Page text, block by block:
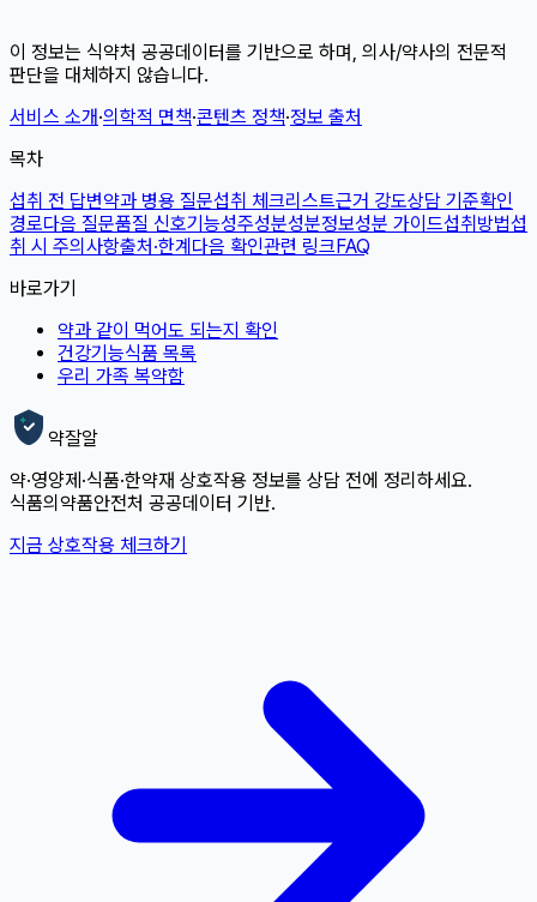
이 정보는 식약처 공공데이터를 기반으로 하며, 의사/약사의 전문적
판단을 대체하지 않습니다.
서비스 소개·의학적 면책·콘텐츠 정책·정보 출처
목차
섭취 전 답변약과 병용 질문섭취 체크리스트근거 강도상담 기준확인
경로다음 질문품질 신호기능성주성분성분정보성분 가이드섭취방법섭
취 시 주의사항출처·한계다음 확인관련 링크FAQ
바로가기
약과 같이 먹어도 되는지 확인
건강기능식품 목록
우리 가족 복약함
약잘알
약·영양제·식품·한약재 상호작용 정보를 상담 전에 정리하세요.
식품의약품안전처 공공데이터 기반.
지금 상호작용 체크하기